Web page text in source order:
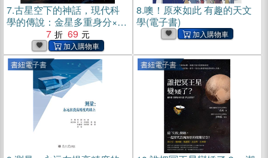
7.古星空下的神話，現代科
學的傳說：金星多重身分×繽
紛火星文化×銀河系真面貌，
融合詩意與科學，從古至今
對神祕宇宙的探索【純有
聲】(電子書)
7 69
8.噢！原來如此 有趣的天文
學(電子書)
書紐電子書 書紐電子書